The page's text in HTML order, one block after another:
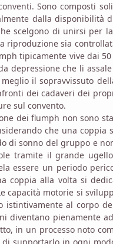
Sono composti
dalla disponibilità
scelgono di unirsi per
riproduzione sia
tipicamente vive dai
depressione che li
il sopravvissuto
dei cadaveri dei
sul convento.
dei flumph non sono
che una
di sonno del gruppo e
tramite il grande
essere un periodo
coppia alla volta si
capacità motorie si
al corpo
diventano pienamente
in un processo noto